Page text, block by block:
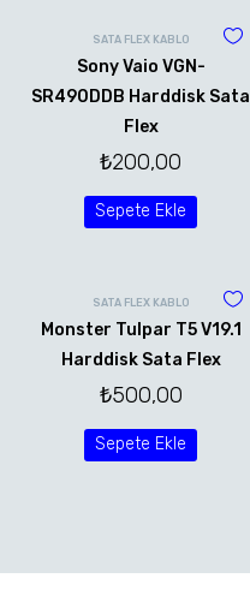
SATA FLEX KABLO
Sony Vaio VGN-
SR490DDB Harddisk Sata
Flex
₺200,00
Sepete Ekle
SATA FLEX KABLO
Monster Tulpar T5 V19.1
Harddisk Sata Flex
₺500,00
Sepete Ekle